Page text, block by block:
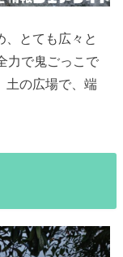
、とても広々と
力で鬼ごっこで
土の広場で、端